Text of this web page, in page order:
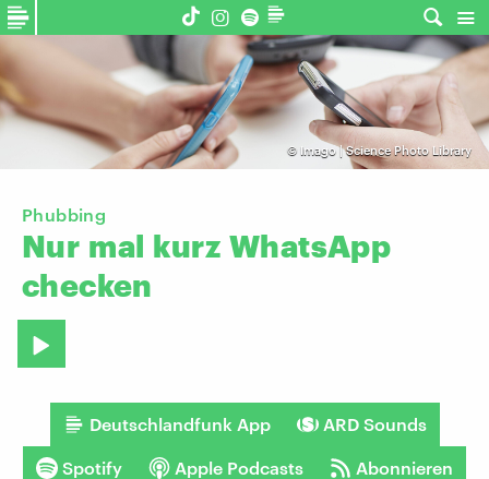
© Imago | Science Photo Library
Phubbing
Nur mal kurz WhatsApp
checken
Deutschlandfunk App ARD Sounds
Spotify Apple Podcasts Abonnieren